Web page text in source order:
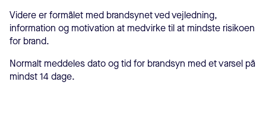
Videre er formålet med brandsynet ved vejledning,
information og motivation at medvirke til at mindste risikoen
for brand.
Normalt meddeles dato og tid for brandsyn med et varsel på
mindst 14 dage.